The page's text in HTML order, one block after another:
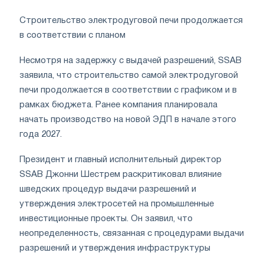
Строительство электродуговой печи продолжается
в соответствии с планом
Несмотря на задержку с выдачей разрешений, SSAB
заявила, что строительство самой электродуговой
печи продолжается в соответствии с графиком и в
рамках бюджета. Ранее компания планировала
начать производство на новой ЭДП в начале этого
года 2027.
Президент и главный исполнительный директор
SSAB Джонни Шестрем раскритиковал влияние
шведских процедур выдачи разрешений и
утверждения электросетей на промышленные
инвестиционные проекты. Он заявил, что
неопределенность, связанная с процедурами выдачи
разрешений и утверждения инфраструктуры